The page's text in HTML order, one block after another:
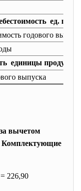
ед.
годового
единицы
выпуска
вычетом
Комплектующие
226,90